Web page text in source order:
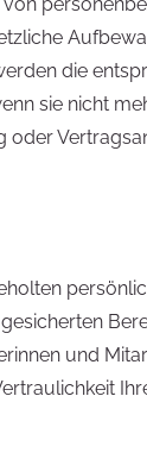
die
sie nicht
oder
und